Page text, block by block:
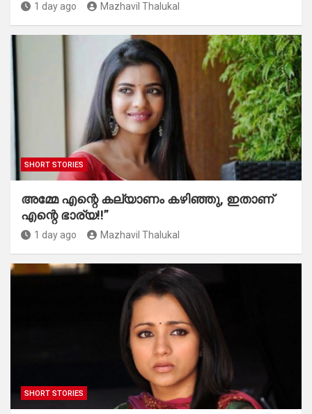
1 day ago Mazhavil Thalukal
SHORT STORIES
അമ്മേ എന്റെ കല്യാണം കഴിഞ്ഞു, ഇതാണ്
എന്റെ ഭാര്യ!!”
1 day ago Mazhavil Thalukal
SHORT STORIES